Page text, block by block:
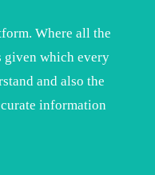
Where all the
given which every
and also the
information